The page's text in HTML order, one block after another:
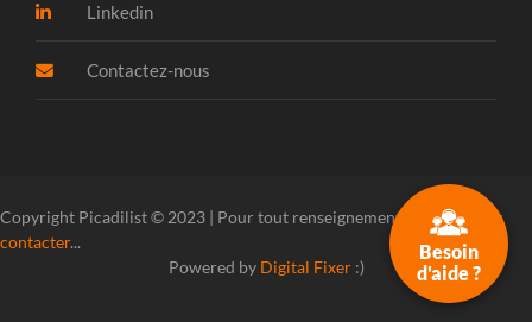
Linkedin
Contactez-nous
Besoin
d'aide ?
Copyright Picadilist © 2023 | Pour tout renseignement, veuillez
nous
contacter...
Powered by Digital Fixer:)